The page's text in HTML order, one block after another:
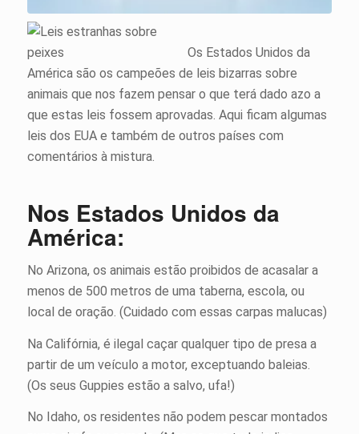
Os Estados Unidos da
América são os campeões de leis bizarras sobre
animais que nos fazem pensar o que terá dado azo a
que estas leis fossem aprovadas. Aqui ficam algumas
leis dos EUA e também de outros países com
comentários à mistura.
Nos Estados Unidos da
América:
No Arizona, os animais estão proibidos de acasalar a
menos de 500 metros de uma taberna, escola, ou
local de oração. (Cuidado com essas carpas malucas)
Na Califórnia, é ilegal caçar qualquer tipo de presa a
partir de um veículo a motor, exceptuando baleias.
(Os seus Guppies estão a salvo, ufa!)
No Idaho, os residentes não podem pescar montados